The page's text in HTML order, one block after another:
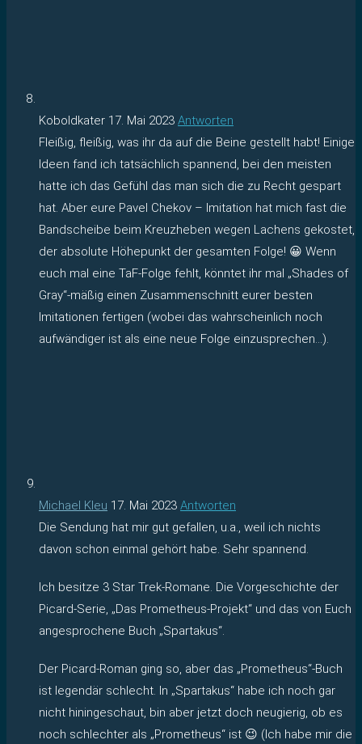
Koboldkater 17. Mai 2023 Antworten
Fleißig, fleißig, was ihr da auf die Beine gestellt habt! Einige
Ideen fand ich tatsächlich spannend, bei den meisten
hatte ich das Gefühl das man sich die zu Recht gespart
hat. Aber eure Pavel Chekov – Imitation hat mich fast die
Bandscheibe beim Kreuzheben wegen Lachens gekostet,
der absolute Höhepunkt der gesamten Folge! 😀 Wenn
euch mal eine TaF-Folge fehlt, könntet ihr mal „Shades of
Gray“-mäßig einen Zusammenschnitt eurer besten
Imitationen fertigen (wobei das wahrscheinlich noch
aufwändiger ist als eine neue Folge einzusprechen…).
Michael Kleu 17. Mai 2023 Antworten
Die Sendung hat mir gut gefallen, u.a., weil ich nichts
davon schon einmal gehört habe. Sehr spannend.
Ich besitze 3 Star Trek-Romane. Die Vorgeschichte der
Picard-Serie, „Das Prometheus-Projekt“ und das von Euch
angesprochene Buch „Spartakus“.
Der Picard-Roman ging so, aber das „Prometheus“-Buch
ist legendär schlecht. In „Spartakus“ habe ich noch gar
nicht hiningeschaut, bin aber jetzt doch neugierig, ob es
noch schlechter als „Prometheus“ ist 😉 (Ich habe mir die